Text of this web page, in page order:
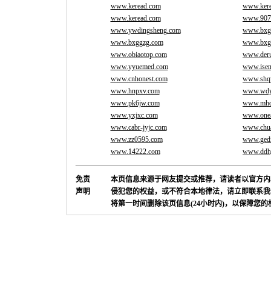
www.keread.com
www.keread.com
www.ywdingsheng.com
www.bxggzg.com
www.obiaotop.com
www.yyuemed.com
www.cnhonest.com
www.hnpxv.com
www.pk6jw.com
www.yxjxc.com
www.cabr-jyjc.com
www.zz0595.com
www.14222.com
免责
声明
本页信息来源于网友提交或推荐，请读者以官方
侵犯您的权益，或不符合本地律法，请立即联系
将第一时间删除该页信息(24小时内)，以保障您的